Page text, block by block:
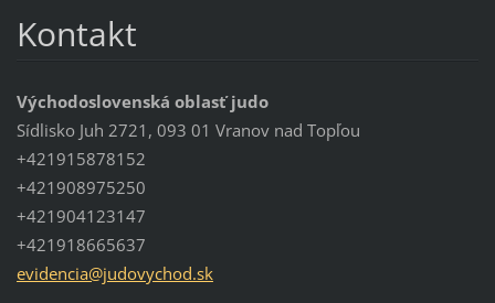
Kontakt
Východoslovenská oblasť judo
Sídlisko Juh 2721, 093 01 Vranov nad Topľou
+421915878152
+421908975250
+421904123147
+421918665637
evidencia@judovychod.sk